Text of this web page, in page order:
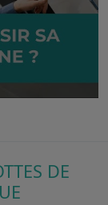
DE